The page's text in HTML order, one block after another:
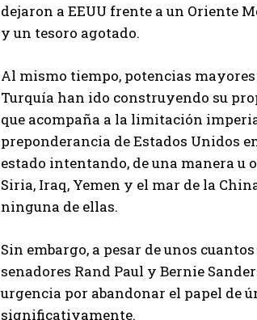
dejaron a EEUU frente a un Oriente
y un tesoro agotado.
Al mismo tiempo, potencias
Turquía han ido construyendo su
que acompaña a la limitación
preponderancia de Estados Unidos
estado intentando, de una manera u
Siria, Iraq, Yemen y el mar de la
ninguna de ellas.
Sin embargo, a pesar de unos
senadores Rand Paul y Bernie
urgencia por abandonar el papel de
significativamente.